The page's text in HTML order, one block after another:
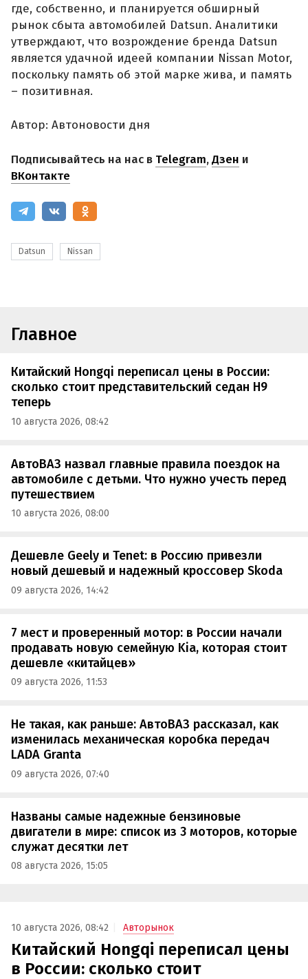
где, собственно, и планируется обширный
рынок сбыта автомобилей Datsun. Аналитики
утверждают, что возрождение бренда Datsun
является удачной идеей компании Nissan Motor,
поскольку память об этой марке жива, и память
– позитивная.
Автор: Автоновости дня
Подписывайтесь на нас в Telegram,Дзен и
ВКонтакте
Datsun Nissan
Главное
Китайский Hongqi переписал цены в России:
сколько стоит представительский седан H9
теперь
10 августа 2026, 08:42
АвтоВАЗ назвал главные правила поездок на
автомобиле с детьми. Что нужно учесть перед
путешествием
10 августа 2026, 08:00
Дешевле Geely и Tenet: в Россию привезли
новый дешевый и надежный кроссовер Skoda
09 августа 2026, 14:42
7 мест и проверенный мотор: в России начали
продавать новую семейную Kia, которая стоит
дешевле «китайцев»
09 августа 2026, 11:53
Не такая, как раньше: АвтоВАЗ рассказал, как
изменилась механическая коробка передач
LADA Granta
09 августа 2026, 07:40
Названы самые надежные бензиновые
двигатели в мире: список из 3 моторов, которые
служат десятки лет
08 августа 2026, 15:05
10 августа 2026, 08:42 Авторынок
Китайский Hongqi переписал цены
в России: сколько стоит